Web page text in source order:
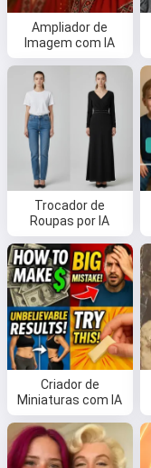
Ampliador de
Imagem com IA
Trocador de
Roupas por IA
Criador de
Miniaturas com IA